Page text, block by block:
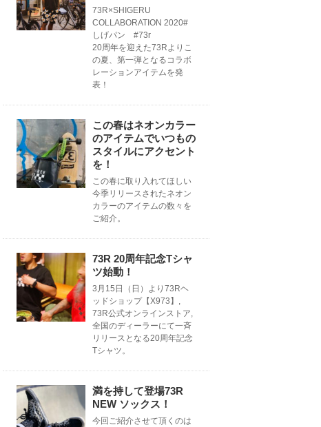
73R×SHIGERU
COLLABORATION 2020#
しげパン #73r
20周年を迎えた73Rよりこ
の夏、第一弾となるコラボ
レーションアイテムを発
表！
この春はネオンカラー
のアイテムでいつもの
スタイルにアクセント
を！
この春に取り入れてほしい
今季リリースされたネオン
カラーのアイテムの数々を
ご紹介。
73R 20周年記念Tシャ
ツ始動！
3月15日（日）より73Rヘ
ッドショップ【X973】,
73R公式オンラインストア,
全国のディーラーにて一斉
リリースとなる20周年記念
Tシャツ。
満を持して登場73R
NEW ソックス！
今回ご紹介させて頂くのは